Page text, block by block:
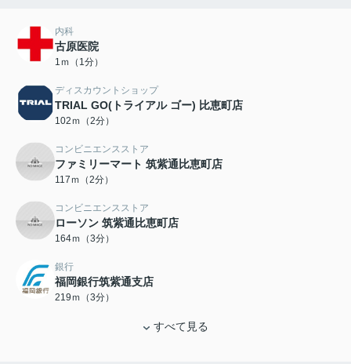
内科
古原医院
1ｍ（1分）
ディスカウントショップ
TRIAL GO(トライアル ゴー) 比恵町店
102ｍ（2分）
コンビニエンスストア
ファミリーマート 筑紫通比恵町店
117ｍ（2分）
コンビニエンスストア
ローソン 筑紫通比恵町店
164ｍ（3分）
銀行
福岡銀行筑紫通支店
219ｍ（3分）
すべて見る